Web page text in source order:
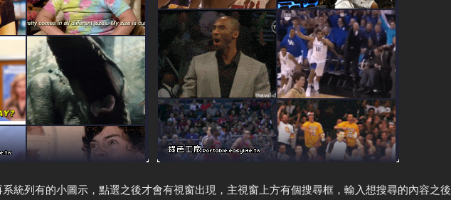
統列有的小圖示，點選之後才會有視窗出現，主視窗上方有個搜尋框，輸入想搜尋的內容之後